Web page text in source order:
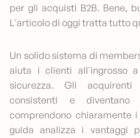
per gli acquisti B2B. Bene,
L'articolo di oggi tratta tutto
Un solido sistema di
aiuta i clienti all'ingrosso
sicurezza. Gli
consistenti e
comprendono chiaramente
guida analizza i vantaggi